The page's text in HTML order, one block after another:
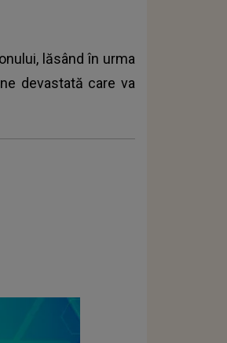
lăsând în urma
devastată care va